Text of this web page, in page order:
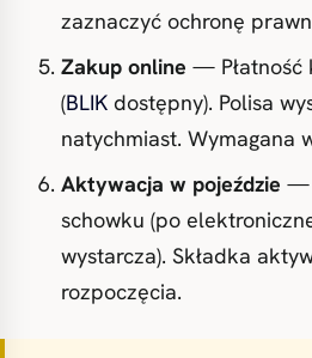
zaznaczyć ochronę
Zakup online — Płatność
(BLIK dostępny). Polisa
natychmiast. Wymagana
Aktywacja w pojeździe —
schowku (po
wystarcza). Składka
rozpoczęcia.